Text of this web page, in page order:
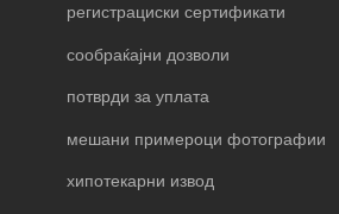
регистрациски сертификати
сообраќајни дозволи
потврди за уплата
мешани примероци фотографии
хипотекарни извод